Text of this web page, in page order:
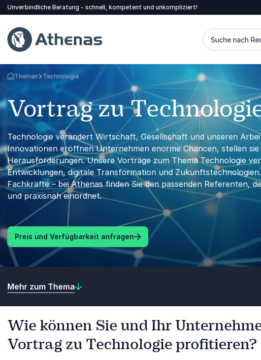
Unverbindliche Beratung - schnell, kompetent und unkompliziert!
Suche nach
Zurück zur Startseite
Themen Technologie
Vortrag zu
Technologie verändert Wirtschaft, Gesellschaft und unseren
Innovationen eröffnen Unternehmen enorme Chancen, stellen
Herausforderungen. Unsere Vorträge zum Thema Technologie
Entwicklungen, digitale Transformation und
Fachkräfte – bei Athenas finden Sie den passenden Referenten,
und praxisnah einordnet.
Preis und Verfügbarkeit anfragen
Mehr zum Thema
Wie können Sie und Ihr
Vortrag zu Technologie profitieren?